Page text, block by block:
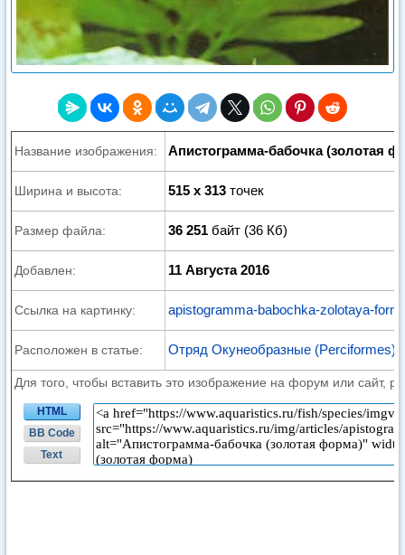
Название изображения: Апистограмма-бабочка (золотая
Ширина и высота: 515 x 313 точек
Размер файла: 36 251 байт (36 Кб)
Добавлен: 11 Августа 2016
Ссылка на картинку: apistogramma-babochka-zolotaya-
Расположен в статье: Отряд Окунеобразные (Perciformes)
Для того, чтобы вставить это изображение на форум или сайт,
HTML
BB Code
Text